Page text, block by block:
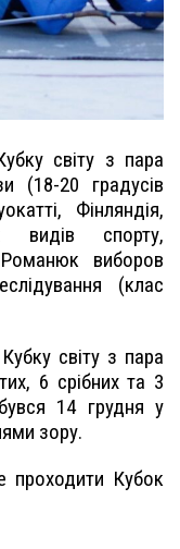
світу з пара
(18-20 градусів
Фінляндія,
видів спорту,
виборов
(клас
світу з пара
6 срібних та 3
14 грудня у
зору.
Кубок